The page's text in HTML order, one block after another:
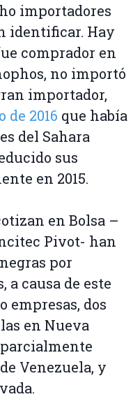
importadores
identificar. Hay
comprador en
no importó
importador,
de 2016 que había
del Sahara
sus
en 2015.
en Bolsa –
Pivot- han
por
a causa de este
empresas, dos
en Nueva
parcialmente
Venezuela, y